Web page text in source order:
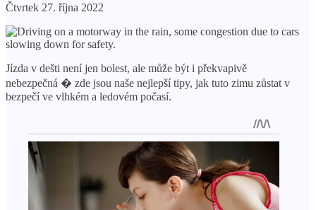
Čtvrtek 27. října 2022
Jízda v dešti není jen bolest, ale může být i překvapivě
nebezpečná � zde jsou naše nejlepší tipy, jak tuto zimu zůstat v
bezpečí ve vlhkém a ledovém počasí.